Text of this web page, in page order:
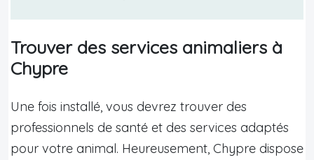
Trouver des services animaliers à
Chypre
Une fois installé, vous devrez trouver des
professionnels de santé et des services adaptés
pour votre animal. Heureusement, Chypre dispose